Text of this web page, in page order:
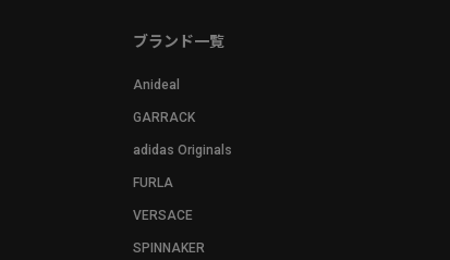
ブランド一覧
Anideal
GARRACK
adidas Originals
FURLA
VERSACE
SPINNAKER